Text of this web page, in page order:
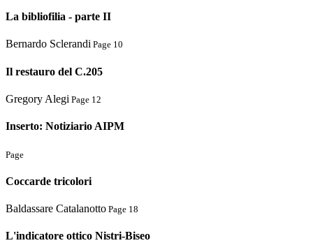
La bibliofilia - parte II
Bernardo Sclerandi Page 10
Il restauro del C.205
Gregory Alegi Page 12
Inserto: Notiziario AIPM
Page
Coccarde tricolori
Baldassare Catalanotto Page 18
L'indicatore ottico Nistri-Biseo